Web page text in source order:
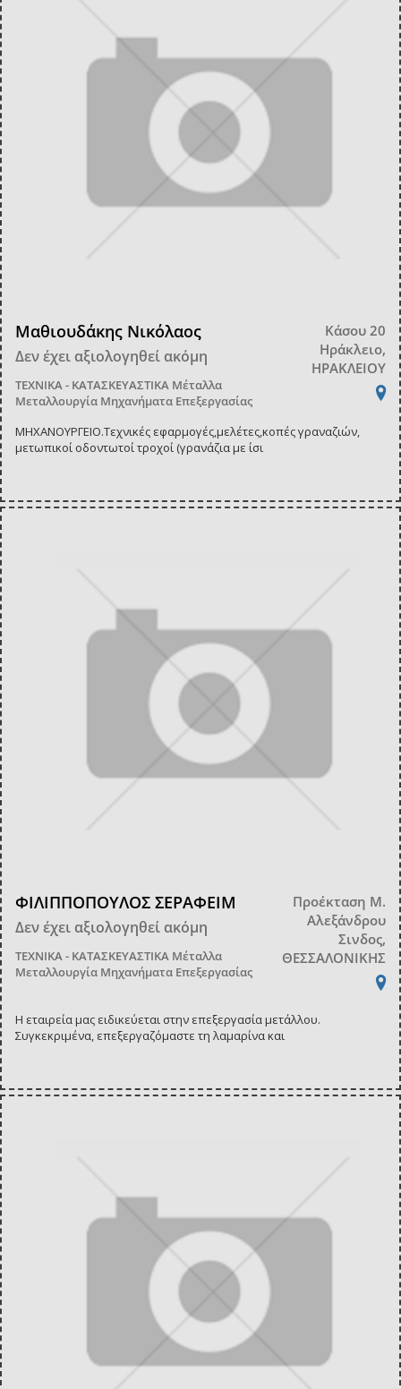
Μαθιουδάκης Νικόλαος
Δεν έχει αξιολογηθεί ακόμη
ΤΕΧΝΙΚΑ - ΚΑΤΑΣΚΕΥΑΣΤΙΚΑ Μέταλλα
Μεταλλουργία Μηχανήματα Επεξεργασίας
Κάσου 20
Ηράκλειο,
ΗΡΑΚΛΕΙΟΥ
ΜΗΧΑΝΟΥΡΓΕΙΟ.Τεχνικές εφαρμογές,μελέτες,κοπές γραναζιών,
μετωπικοί οδοντωτοί τροχοί (γρανάζια με ίσι
ΦΙΛΙΠΠΟΠΟΥΛΟΣ ΣΕΡΑΦΕΙΜ
Δεν έχει αξιολογηθεί ακόμη
ΤΕΧΝΙΚΑ - ΚΑΤΑΣΚΕΥΑΣΤΙΚΑ Μέταλλα
Μεταλλουργία Μηχανήματα Επεξεργασίας
Προέκταση Μ.
Αλεξάνδρου
Σινδος,
ΘΕΣΣΑΛΟΝΙΚΗΣ
Η εταιρεία μας ειδικεύεται στην επεξεργασία μετάλλου.
Συγκεκριμένα, επεξεργαζόμαστε τη λαμαρίνα και